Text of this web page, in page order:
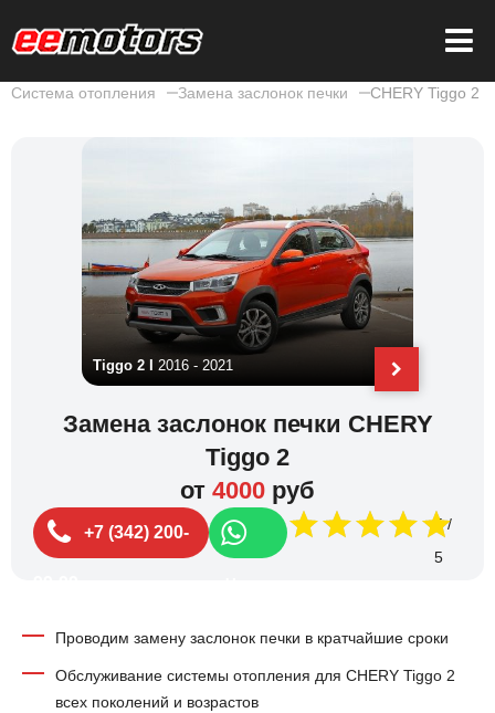
Система отопления Замена заслонок печки CHERY Tiggo 2
2016 - 2021 Tiggo 2 Pro
Замена заслонок печки CHERY
Tiggo 2
от 4000 руб
+7 (342) 200- 5
Проводим замену заслонок печки в кратчайшие сроки
Обслуживание системы отопления для CHERY Tiggo 2
всех поколений и возрастов